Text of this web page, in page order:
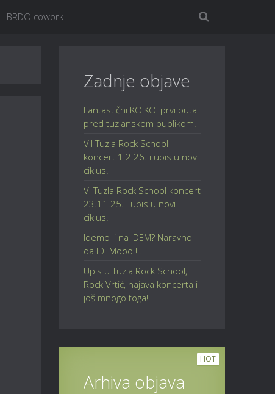
BRDO cowork
Zadnje objave
Fantastični KOIKOI prvi puta
pred tuzlanskom publikom!
VII Tuzla Rock School
koncert 1.2.26. i upis u novi
ciklus!
VI Tuzla Rock School koncert
23.11.25. i upis u novi
ciklus!
Idemo li na IDEM? Naravno
da IDEMooo !!!
Upis u Tuzla Rock School,
Rock Vrtić, najava koncerta i
još mnogo toga!
HOT
Arhiva objava